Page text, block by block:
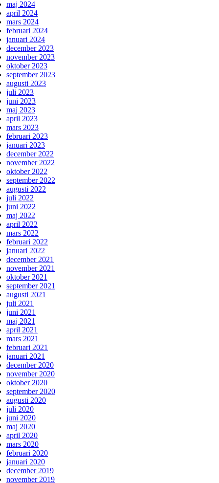
maj 2024
april 2024
mars 2024
februari 2024
januari 2024
december 2023
november 2023
oktober 2023
september 2023
augusti 2023
juli 2023
juni 2023
maj 2023
april 2023
mars 2023
februari 2023
januari 2023
december 2022
november 2022
oktober 2022
september 2022
augusti 2022
juli 2022
juni 2022
maj 2022
april 2022
mars 2022
februari 2022
januari 2022
december 2021
november 2021
oktober 2021
september 2021
augusti 2021
juli 2021
juni 2021
maj 2021
april 2021
mars 2021
februari 2021
januari 2021
december 2020
november 2020
oktober 2020
september 2020
augusti 2020
juli 2020
juni 2020
maj 2020
april 2020
mars 2020
februari 2020
januari 2020
december 2019
november 2019